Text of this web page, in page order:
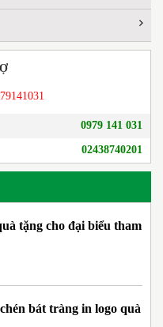
0979 141 031
02438740201
tặng cho đại biểu tham
bát tràng in logo quà